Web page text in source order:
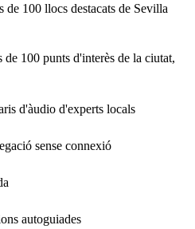
de 100 llocs destacats de Sevilla
100 punts d'interès de la ciutat,
d'àudio d'experts locals
sense connexió
autoguiades